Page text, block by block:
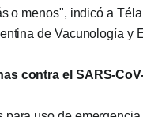
o menos", indicó a
de Vacunología y
contra el SARS-